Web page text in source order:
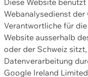
Diese Website
Webanalysedienst
Verantwortliche für
Website ausserhalb
oder der Schweiz
Datenverarbeitung
Google Ireland